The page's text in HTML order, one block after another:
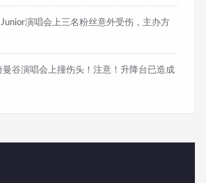
演唱会上三名粉丝意外受伤，主办方
谷演唱会上撞伤头！注意！升降台已造成